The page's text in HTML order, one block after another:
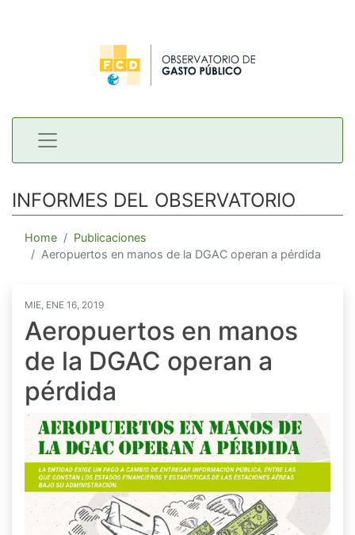
INFORMES DEL OBSERVATORIO
Home
Publicaciones
Aeropuertos en manos de la DGAC operan a pérdida
MIE, ENE 16, 2019
Aeropuertos en manos
de la DGAC operan a
pérdida